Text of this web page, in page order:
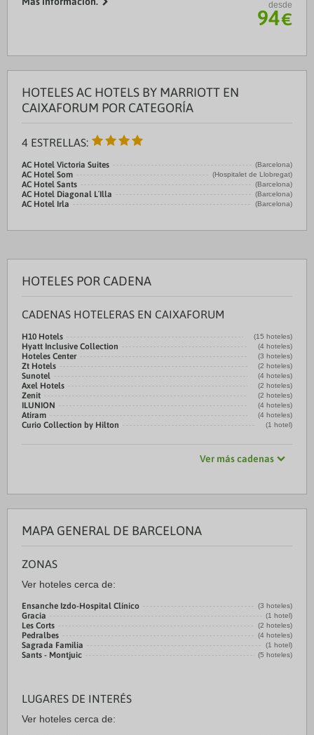
Centro Ciudad:Paseo de Gracia 1.0 kms
desde
94€
HOTELES AC HOTELS BY MARRIOTT EN
CAIXAFORUM POR CATEGORÍA
4 ESTRELLAS:
AC Hotel Victoria Suites (Barcelona)
AC Hotel Som (Hospitalet de Llobregat)
AC Hotel Sants (Barcelona)
AC Hotel Diagonal L´Illa (Barcelona)
AC Hotel Irla (Barcelona)
HOTELES POR CADENA
CADENAS HOTELERAS EN CAIXAFORUM
H10 Hotels (15 hoteles)
Hyatt Inclusive Collection (4 hoteles)
Hoteles Center (3 hoteles)
Zt Hotels (2 hoteles)
Sunotel (4 hoteles)
Axel Hotels (2 hoteles)
Zenit (2 hoteles)
ILUNION (4 hoteles)
Atiram (4 hoteles)
Curio Collection by Hilton (1 hotel)
Ver más cadenas
MAPA GENERAL DE BARCELONA
ZONAS
Ver hoteles cerca de:
Ensanche Izdo-Hospital Clínico (3 hoteles)
Gracia (1 hotel)
Les Corts (2 hoteles)
Pedralbes (4 hoteles)
Sagrada Familia (1 hotel)
Sants - Montjuic (5 hoteles)
LUGARES DE INTERÉS
Ver hoteles cerca de: